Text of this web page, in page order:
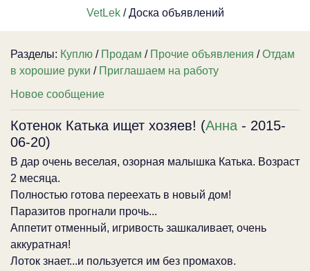
VetLek/ Доска объявлений
Разделы: Куплю / Продам / Прочие объявления /Отдам
в хорошие руки / Приглашаем на работу
Новое сообщение
Котенок Катька ищет хозяев! (Анна - 2015-
06-20)
В дар очень веселая, озорная малышка Катька. Возраст
2 месяца.
Полностью готова переехать в новый дом!
Паразитов прогнали прочь...
Аппетит отменный, игривость зашкаливает, очень
аккуратная!
Лоток знает...и пользуется им без промахов.